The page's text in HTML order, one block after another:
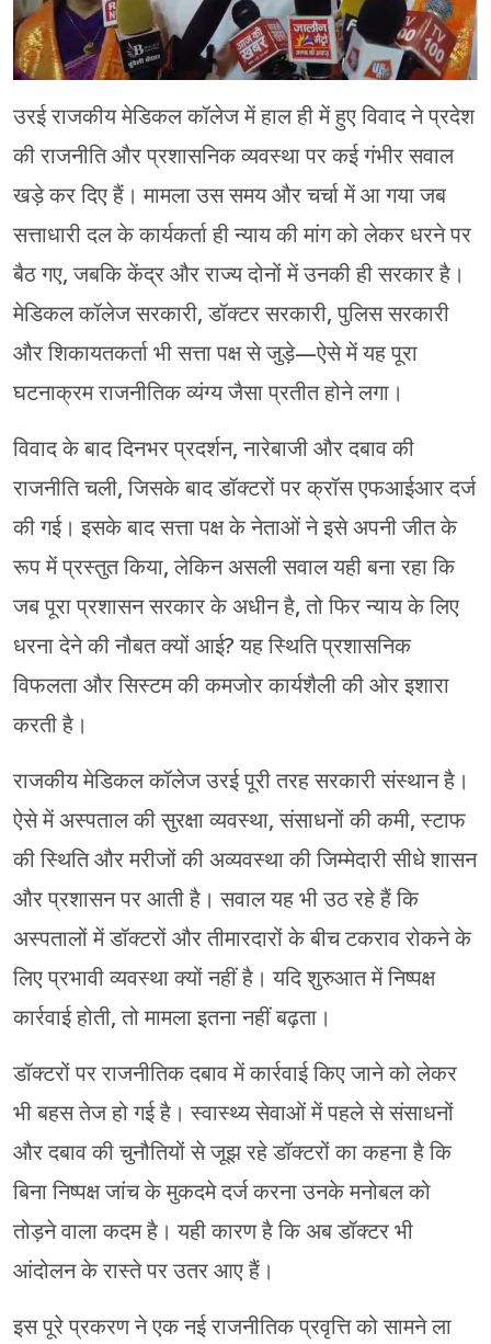
उरई राजकीय मेडिकल कॉलेज में हाल ही में हुए विवाद ने प्रदेश
की राजनीति और प्रशासनिक व्यवस्था पर कई गंभीर सवाल
खड़े कर दिए हैं। मामला उस समय और चर्चा में आ गया जब
सत्ताधारी दल के कार्यकर्ता ही न्याय की मांग को लेकर धरने पर
बैठ गए, जबकि केंद्र और राज्य दोनों में उनकी ही सरकार है।
मेडिकल कॉलेज सरकारी, डॉक्टर सरकारी, पुलिस सरकारी
और शिकायतकर्ता भी सत्ता पक्ष से जुड़े—ऐसे में यह पूरा
घटनाक्रम राजनीतिक व्यंग्य जैसा प्रतीत होने लगा।
विवाद के बाद दिनभर प्रदर्शन, नारेबाजी और दबाव की
राजनीति चली, जिसके बाद डॉक्टरों पर क्रॉस एफआईआर दर्ज
की गई। इसके बाद सत्ता पक्ष के नेताओं ने इसे अपनी जीत के
रूप में प्रस्तुत किया, लेकिन असली सवाल यही बना रहा कि
जब पूरा प्रशासन सरकार के अधीन है, तो फिर न्याय के लिए
धरना देने की नौबत क्यों आई? यह स्थिति प्रशासनिक
विफलता और सिस्टम की कमजोर कार्यशैली की ओर इशारा
करती है।
राजकीय मेडिकल कॉलेज उरई पूरी तरह सरकारी संस्थान है।
ऐसे में अस्पताल की सुरक्षा व्यवस्था, संसाधनों की कमी, स्टाफ
की स्थिति और मरीजों की अव्यवस्था की जिम्मेदारी सीधे शासन
और प्रशासन पर आती है। सवाल यह भी उठ रहे हैं कि
अस्पतालों में डॉक्टरों और तीमारदारों के बीच टकराव रोकने के
लिए प्रभावी व्यवस्था क्यों नहीं है। यदि शुरुआत में निष्पक्ष
कार्रवाई होती, तो मामला इतना नहीं बढ़ता।
डॉक्टरों पर राजनीतिक दबाव में कार्रवाई किए जाने को लेकर
भी बहस तेज हो गई है। स्वास्थ्य सेवाओं में पहले से संसाधनों
और दबाव की चुनौतियों से जूझ रहे डॉक्टरों का कहना है कि
बिना निष्पक्ष जांच के मुकदमे दर्ज करना उनके मनोबल को
तोड़ने वाला कदम है। यही कारण है कि अब डॉक्टर भी
आंदोलन के रास्ते पर उतर आए हैं।
इस पूरे प्रकरण ने एक नई राजनीतिक प्रवृत्ति को सामने ला
रामपुर